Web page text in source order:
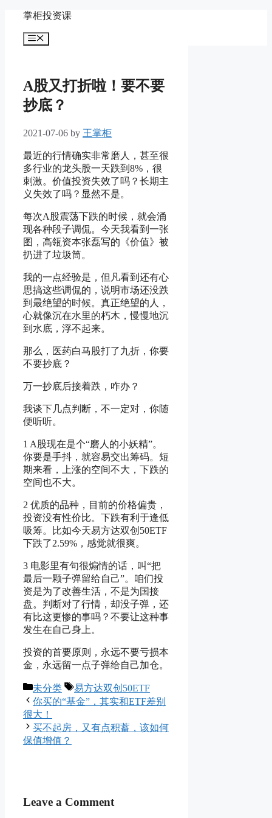
content
掌柜投资课
Menu
A股又打折啦！要不要
抄底？
2021-07-06 by 王掌柜
最近的行情确实非常磨人，甚至很
多行业的龙头股一天跌到8%，很
刺激。价值投资失效了吗？长期主
义失效了吗？显然不是。
每次A股震荡下跌的时候，就会涌
现各种段子调侃。今天我看到一张
图，高瓴资本张磊写的《价值》被
扔进了垃圾筒。
我的一点经验是，但凡看到还有心
思搞这些调侃的，说明市场还没跌
到最绝望的时候。真正绝望的人，
心就像沉在水里的朽木，慢慢地沉
到水底，浮不起来。
那么，医药白马股打了九折，你要
不要抄底？
万一抄底后接着跌，咋办？
我谈下几点判断，不一定对，你随
便听听。
1 A股现在是个“磨人的小妖精”。
你要是手抖，就容易交出筹码。短
期来看，上涨的空间不大，下跌的
空间也不大。
2 优质的品种，目前的价格偏贵，
投资没有性价比。下跌有利于逢低
吸筹。比如今天易方达双创50ETF
下跌了2.59%，感觉就很爽。
3 电影里有句很煽情的话，叫“把
最后一颗子弹留给自己”。咱们投
资是为了改善生活，不是为国接
盘。判断对了行情，却没子弹，还
有比这更惨的事吗？不要让这种事
发生在自己身上。
投资的首要原则，永远不要亏损本
金，永远留一点子弹给自己加仓。
Categories
未分类 Tags
易方达双创50ETF
你买的“基金”，其实和ETF差别
很大！
买不起房，又有点积蓄，该如何
保值增值？
Leave a Comment